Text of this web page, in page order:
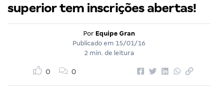
superior tem inscrições abertas!
Por Equipe Gran
Publicado em 15/01/16
2 min. de leitura
0 0